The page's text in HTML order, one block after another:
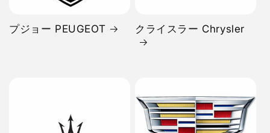
プジョー PEUGEOT クライスラー Chrysler